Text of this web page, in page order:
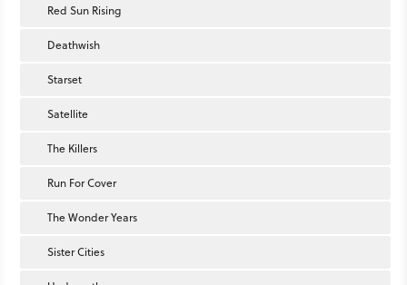
Red Sun Rising
Deathwish
Starset
Satellite
The Killers
Run For Cover
The Wonder Years
Sister Cities